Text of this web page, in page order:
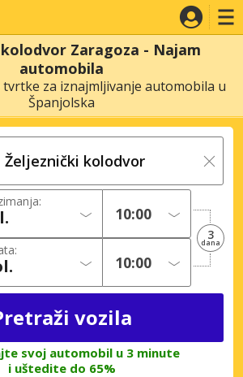
Zaragoza - Najam
automobila
za iznajmljivanje automobila u
Španjolska
3
dana
svoj automobil u 3 minute
i uštedite do 65%